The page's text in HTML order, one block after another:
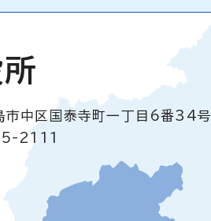
市中区国泰寺町一丁目6番34号
2111